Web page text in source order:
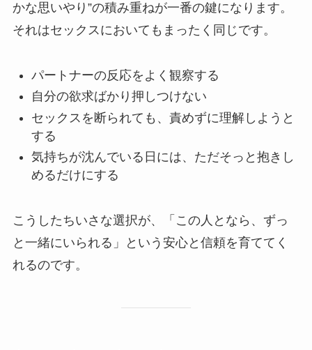
かな思いやり”の積み重ねが一番の鍵になります。
それはセックスにおいてもまったく同じです。
パートナーの反応をよく観察する
自分の欲求ばかり押しつけない
セックスを断られても、責めずに理解しようと
する
気持ちが沈んでいる日には、ただそっと抱きし
めるだけにする
こうしたちいさな選択が、「この人となら、ずっ
と一緒にいられる」という安心と信頼を育ててく
れるのです。